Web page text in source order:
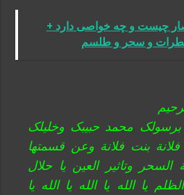
چیست و چه خواصی دارد +
و سحر و طلسم
برسولک محمد حبیبک وخلیلک
بنت فلانة وعن قسمتها
وتاثیر العین یا حلال
یا الله یا الله یا الله یا